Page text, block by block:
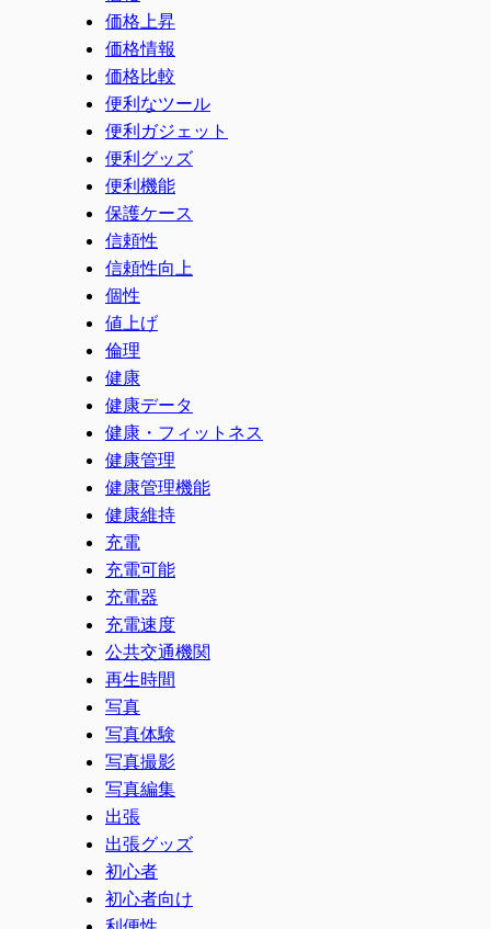
価格上昇
価格情報
価格比較
便利なツール
便利ガジェット
便利グッズ
便利機能
保護ケース
信頼性
信頼性向上
個性
値上げ
倫理
健康
健康データ
健康・フィットネス
健康管理
健康管理機能
健康維持
充電
充電可能
充電器
充電速度
公共交通機関
再生時間
写真
写真体験
写真撮影
写真編集
出張
出張グッズ
初心者
初心者向け
利便性